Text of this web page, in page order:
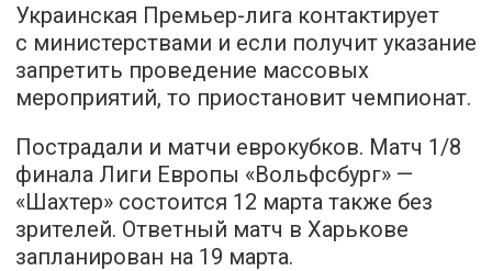
Украинская Премьер-лига контактирует
с министерствами и если получит указание
запретить проведение массовых
мероприятий, то приостановит чемпионат.
Пострадали и матчи еврокубков. Матч 1/8
финала Лиги Европы «Вольфсбург» —
«Шахтер» состоится 12 марта также без
зрителей. Ответный матч в Харькове
запланирован на 19 марта.